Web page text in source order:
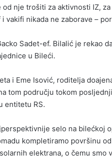
nje trošiti za aktivnosti IZ,
vakifi nikada ne zaborave –
Sadet-ef. Bilalić je rekao
u Bileći.
i Eme Isović, roditelja
tom području tokom
entitetu RS.
selo na bilećkoj
kompletiramo površinu
elektrana, o čemu smo